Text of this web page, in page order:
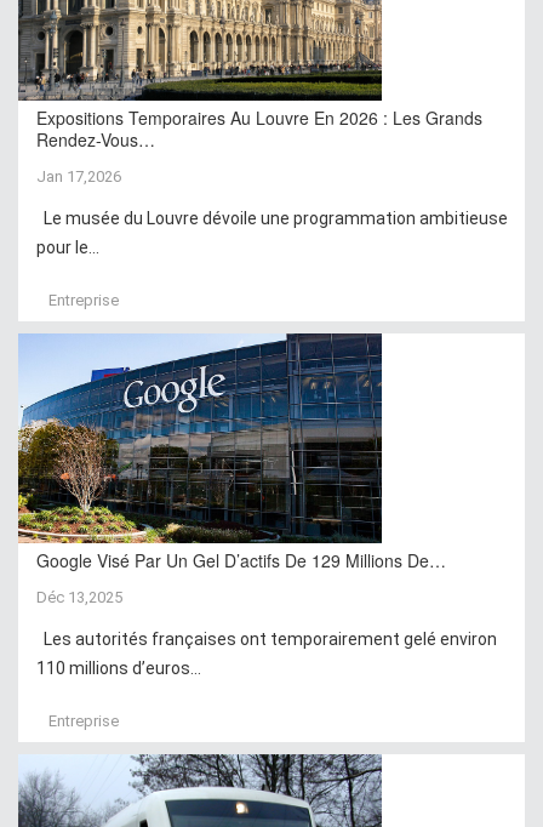
Expositions Temporaires Au Louvre En 2026 : Les Grands
Rendez-Vous…
Jan 17,2026
Le musée du Louvre dévoile une programmation ambitieuse
pour le...
Entreprise
Google Visé Par Un Gel D’actifs De 129 Millions De…
Déc 13,2025
Les autorités françaises ont temporairement gelé environ
110 millions d’euros...
Entreprise